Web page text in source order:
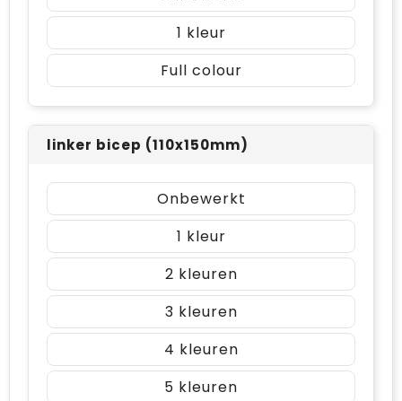
1
Full colour
linker bicep (110x150mm)
Onbewerkt
1
2
3
4
5